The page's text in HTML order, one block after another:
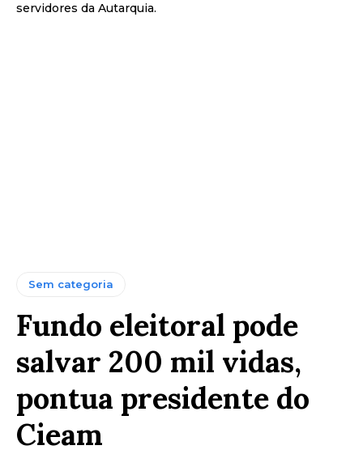
servidores da Autarquia.
Sem categoria
Fundo eleitoral pode
salvar 200 mil vidas,
pontua presidente do
Cieam